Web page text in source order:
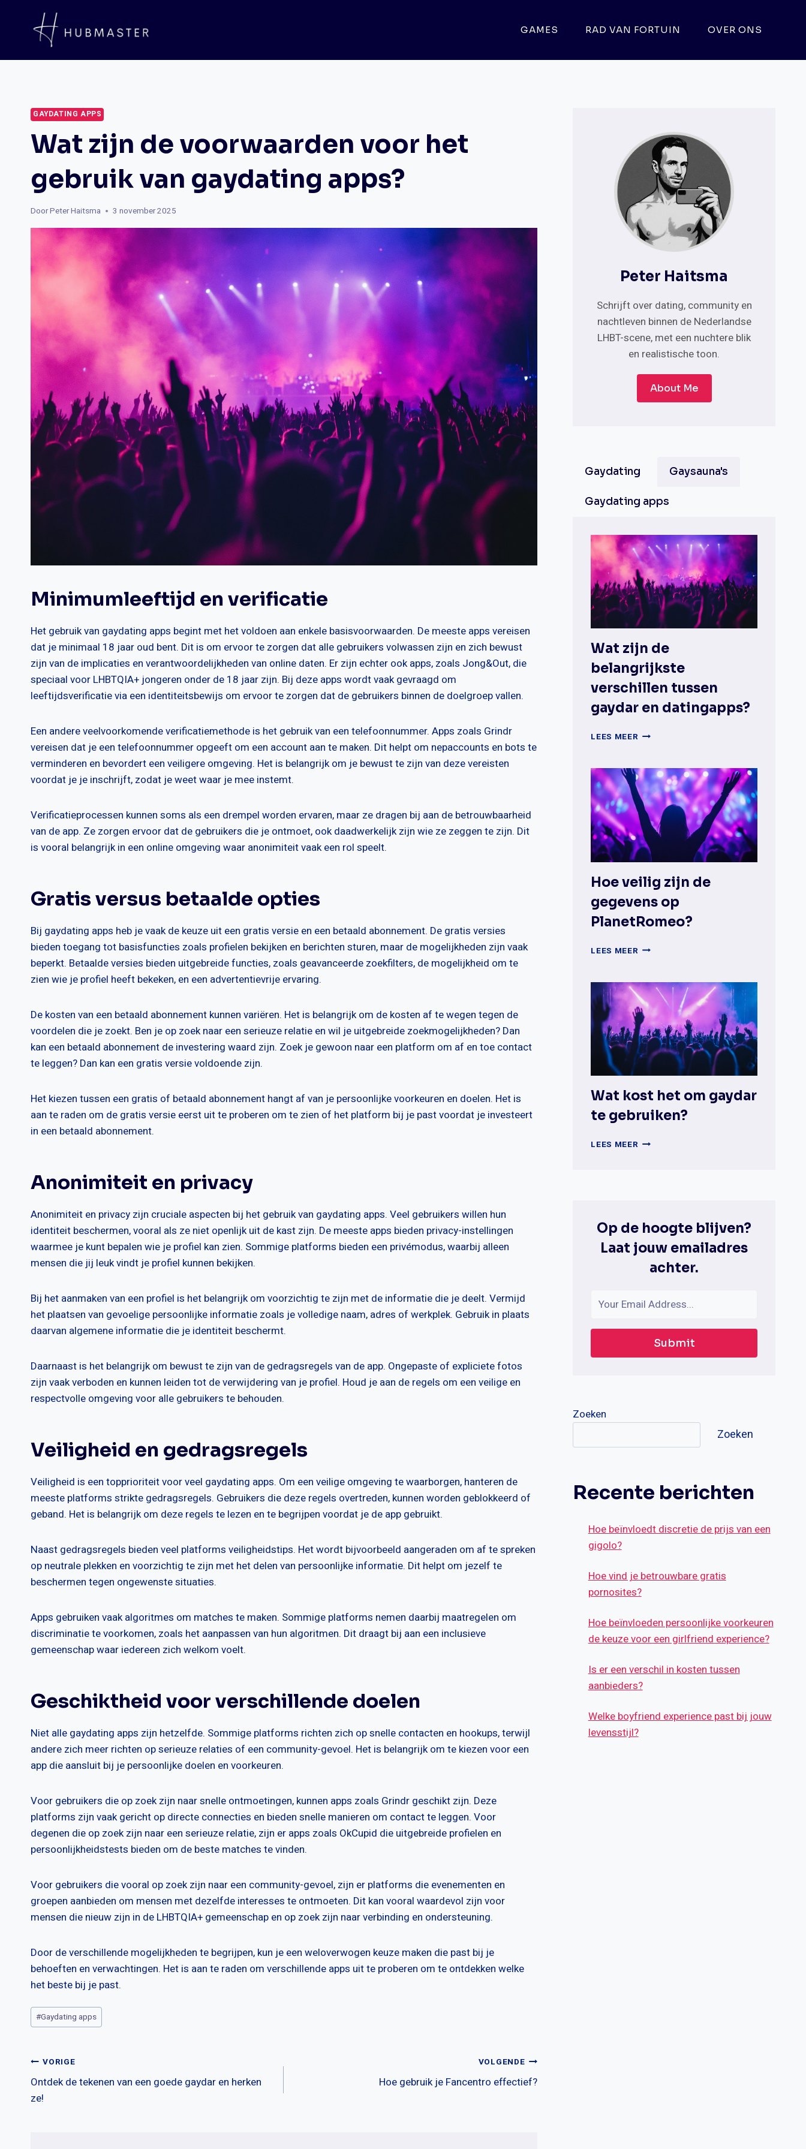
GAMES RAD VAN FORTUIN OVER ONS
GAYDATING APPS
Wat zijn de voorwaarden voor het
gebruik van gaydating apps?
DoorPeter Haitsma 3 november 2025
Minimumleeftijd en verificatie
Het gebruik van gaydating apps begint met het voldoen aan enkele basisvoorwaarden. De meeste apps vereisen
dat je minimaal 18 jaar oud bent. Dit is om ervoor te zorgen dat alle gebruikers volwassen zijn en zich bewust
zijn van de implicaties en verantwoordelijkheden van online daten. Er zijn echter ook apps, zoals Jong&Out, die
speciaal voor LHBTQIA+ jongeren onder de 18 jaar zijn. Bij deze apps wordt vaak gevraagd om
leeftijdsverificatie via een identiteitsbewijs om ervoor te zorgen dat de gebruikers binnen de doelgroep vallen.
Een andere veelvoorkomende verificatiemethode is het gebruik van een telefoonnummer. Apps zoals Grindr
vereisen dat je een telefoonnummer opgeeft om een account aan te maken. Dit helpt om nepaccounts en bots te
verminderen en bevordert een veiligere omgeving. Het is belangrijk om je bewust te zijn van deze vereisten
voordat je je inschrijft, zodat je weet waar je mee instemt.
Verificatieprocessen kunnen soms als een drempel worden ervaren, maar ze dragen bij aan de betrouwbaarheid
van de app. Ze zorgen ervoor dat de gebruikers die je ontmoet, ook daadwerkelijk zijn wie ze zeggen te zijn. Dit
is vooral belangrijk in een online omgeving waar anonimiteit vaak een rol speelt.
Gratis versus betaalde opties
Bij gaydating apps heb je vaak de keuze uit een gratis versie en een betaald abonnement. De gratis versies
bieden toegang tot basisfuncties zoals profielen bekijken en berichten sturen, maar de mogelijkheden zijn vaak
beperkt. Betaalde versies bieden uitgebreide functies, zoals geavanceerde zoekfilters, de mogelijkheid om te
zien wie je profiel heeft bekeken, en een advertentievrije ervaring.
De kosten van een betaald abonnement kunnen variëren. Het is belangrijk om de kosten af te wegen tegen de
voordelen die je zoekt. Ben je op zoek naar een serieuze relatie en wil je uitgebreide zoekmogelijkheden? Dan
kan een betaald abonnement de investering waard zijn. Zoek je gewoon naar een platform om af en toe contact
te leggen? Dan kan een gratis versie voldoende zijn.
Het kiezen tussen een gratis of betaald abonnement hangt af van je persoonlijke voorkeuren en doelen. Het is
aan te raden om de gratis versie eerst uit te proberen om te zien of het platform bij je past voordat je investeert
in een betaald abonnement.
Anonimiteit en privacy
Anonimiteit en privacy zijn cruciale aspecten bij het gebruik van gaydating apps. Veel gebruikers willen hun
identiteit beschermen, vooral als ze niet openlijk uit de kast zijn. De meeste apps bieden privacy-instellingen
waarmee je kunt bepalen wie je profiel kan zien. Sommige platforms bieden een privémodus, waarbij alleen
mensen die jij leuk vindt je profiel kunnen bekijken.
Bij het aanmaken van een profiel is het belangrijk om voorzichtig te zijn met de informatie die je deelt. Vermijd
het plaatsen van gevoelige persoonlijke informatie zoals je volledige naam, adres of werkplek. Gebruik in plaats
daarvan algemene informatie die je identiteit beschermt.
Daarnaast is het belangrijk om bewust te zijn van de gedragsregels van de app. Ongepaste of expliciete fotos
zijn vaak verboden en kunnen leiden tot de verwijdering van je profiel. Houd je aan de regels om een veilige en
respectvolle omgeving voor alle gebruikers te behouden.
Veiligheid en gedragsregels
Veiligheid is een topprioriteit voor veel gaydating apps. Om een veilige omgeving te waarborgen, hanteren de
meeste platforms strikte gedragsregels. Gebruikers die deze regels overtreden, kunnen worden geblokkeerd of
geband. Het is belangrijk om deze regels te lezen en te begrijpen voordat je de app gebruikt.
Naast gedragsregels bieden veel platforms veiligheidstips. Het wordt bijvoorbeeld aangeraden om af te spreken
op neutrale plekken en voorzichtig te zijn met het delen van persoonlijke informatie. Dit helpt om jezelf te
beschermen tegen ongewenste situaties.
Apps gebruiken vaak algoritmes om matches te maken. Sommige platforms nemen daarbij maatregelen om
discriminatie te voorkomen, zoals het aanpassen van hun algoritmen. Dit draagt bij aan een inclusieve
gemeenschap waar iedereen zich welkom voelt.
Geschiktheid voor verschillende doelen
Niet alle gaydating apps zijn hetzelfde. Sommige platforms richten zich op snelle contacten en hookups, terwijl
andere zich meer richten op serieuze relaties of een community-gevoel. Het is belangrijk om te kiezen voor een
app die aansluit bij je persoonlijke doelen en voorkeuren.
Voor gebruikers die op zoek zijn naar snelle ontmoetingen, kunnen apps zoals Grindr geschikt zijn. Deze
platforms zijn vaak gericht op directe connecties en bieden snelle manieren om contact te leggen. Voor
degenen die op zoek zijn naar een serieuze relatie, zijn er apps zoals OkCupid die uitgebreide profielen en
persoonlijkheidstests bieden om de beste matches te vinden.
Voor gebruikers die vooral op zoek zijn naar een community-gevoel, zijn er platforms die evenementen en
groepen aanbieden om mensen met dezelfde interesses te ontmoeten. Dit kan vooral waardevol zijn voor
mensen die nieuw zijn in de LHBTQIA+ gemeenschap en op zoek zijn naar verbinding en ondersteuning.
Door de verschillende mogelijkheden te begrijpen, kun je een weloverwogen keuze maken die past bij je
behoeften en verwachtingen. Het is aan te raden om verschillende apps uit te proberen om te ontdekken welke
het beste bij je past.
Bericht
tags:
#Gaydating apps
Bericht
navigatie
VORIGE
Ontdek de tekenen van een goede gaydar en herken
ze!
VOLGENDE
Hoe gebruik je Fancentro effectief?
Peter Haitsma
Schrijft over dating, community en
nachtleven binnen de Nederlandse
LHBT-scene, met een nuchtere blik
en realistische toon.
About Me
Gaydating Gaysauna's
Gaydating apps
Wat zijn de
belangrijkste
verschillen tussen
gaydar en datingapps?
LEES MEER WAT
BELANGRIJKSTE
VERSCHILLEN
TUSSEN
GAYDAR
EN
DATINGAPPS?
Hoe veilig zijn de
gegevens op
PlanetRomeo?
LEES MEER HOE
DE
GEGEVENS
OP
PLANETROMEO?
Wat kost het om gaydar
te gebruiken?
LEES MEER WAT
Op de hoogte blijven?
Laat jouw emailadres
achter.
Submit
Zoeken
Zoeken
Recente berichten
Hoe beïnvloedt discretie de prijs van een
gigolo?
Hoe vind je betrouwbare gratis
pornosites?
Hoe beïnvloeden persoonlijke voorkeuren
de keuze voor een girlfriend experience?
Is er een verschil in kosten tussen
aanbieders?
Welke boyfriend experience past bij jouw
levensstijl?